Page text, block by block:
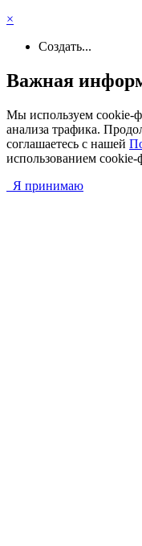
×
Создать...
Важная
Мы используем cookie-
анализа трафика.
соглашаетесь с нашей
использованием cookie-
Я принимаю